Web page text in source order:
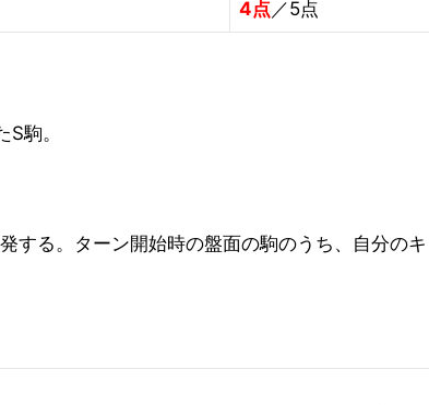
4点 ／5点
駒。
する。ターン開始時の盤面の駒のうち、自分の